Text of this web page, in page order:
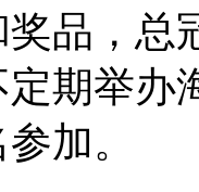
品，总
期举办
加。